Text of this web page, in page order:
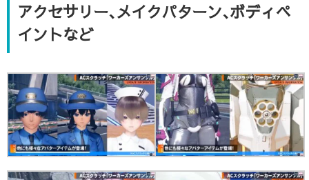
アクセサリー､メイクパターン､ボディペ
イントなど